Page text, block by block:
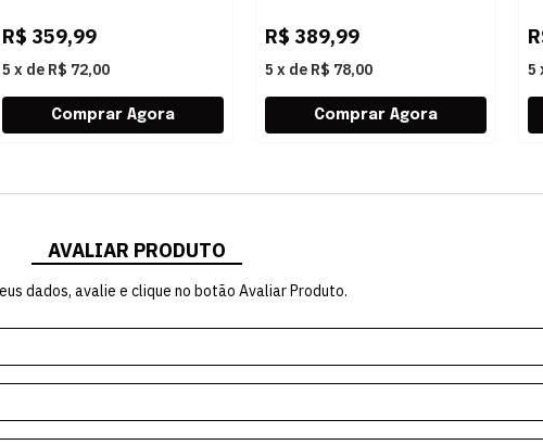
R$ 359,99
5 x de R$ 72,00
R$ 389,99
5 x de R$ 78,00 5
AVALIAR PRODUTO
dados, avalie e clique no botão Avaliar Produto.